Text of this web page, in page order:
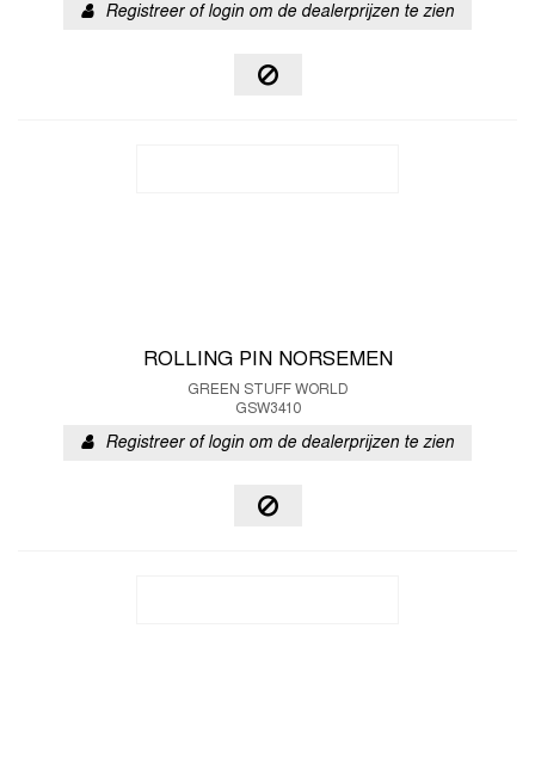
Registreer of login om de dealerprijzen te zien
ROLLING PIN NORSEMEN
GREEN STUFF WORLD
GSW3410
Registreer of login om de dealerprijzen te zien